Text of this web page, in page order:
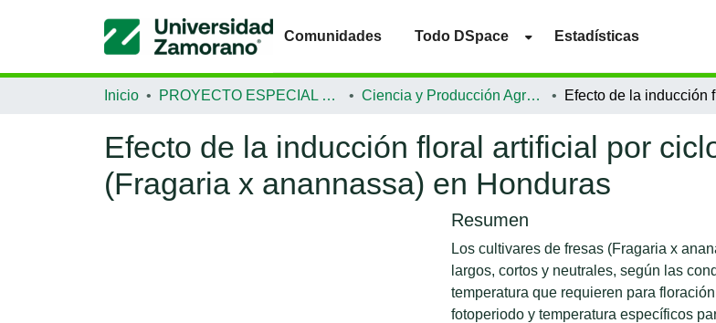
Comunidades Todo DSpace Estadísticas
Inicio PROYECTO ESPECIAL DE GRADUACIÓN Ciencia y Producción Agropecuaria
Efecto de la inducción floral artificial por
(Fragaria x anannassa) en Honduras
Resumen
Los cultivares de fresas (Fragaria x
largos, cortos y neutrales, según las
temperatura que requieren para
fotoperiodo y temperatura específicos